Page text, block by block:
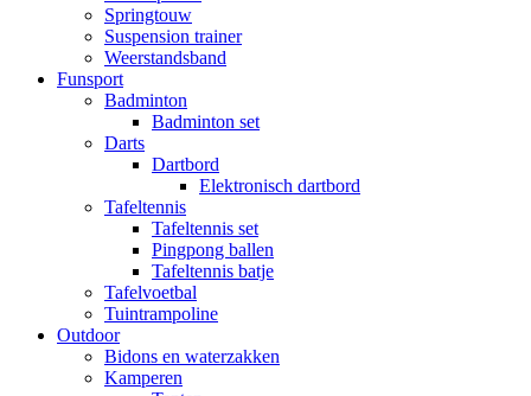
Springtouw
Suspension trainer
Weerstandsband
Funsport
Badminton
Badminton set
Darts
Dartbord
Elektronisch dartbord
Tafeltennis
Tafeltennis set
Pingpong ballen
Tafeltennis batje
Tafelvoetbal
Tuintrampoline
Outdoor
Bidons en waterzakken
Kamperen